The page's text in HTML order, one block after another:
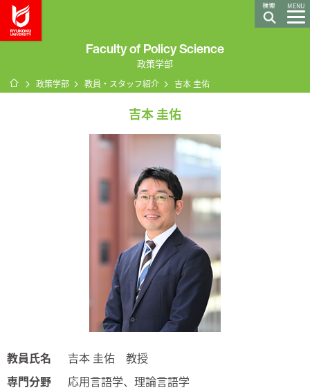
MENU
Faculty of Policy Science
政策学部
ホーム
政策学部 教員・スタッフ紹介 吉本 圭佑
吉本 圭佑
教員氏名
吉本 圭佑 教授
専門分野
応用言語学、理論言語学